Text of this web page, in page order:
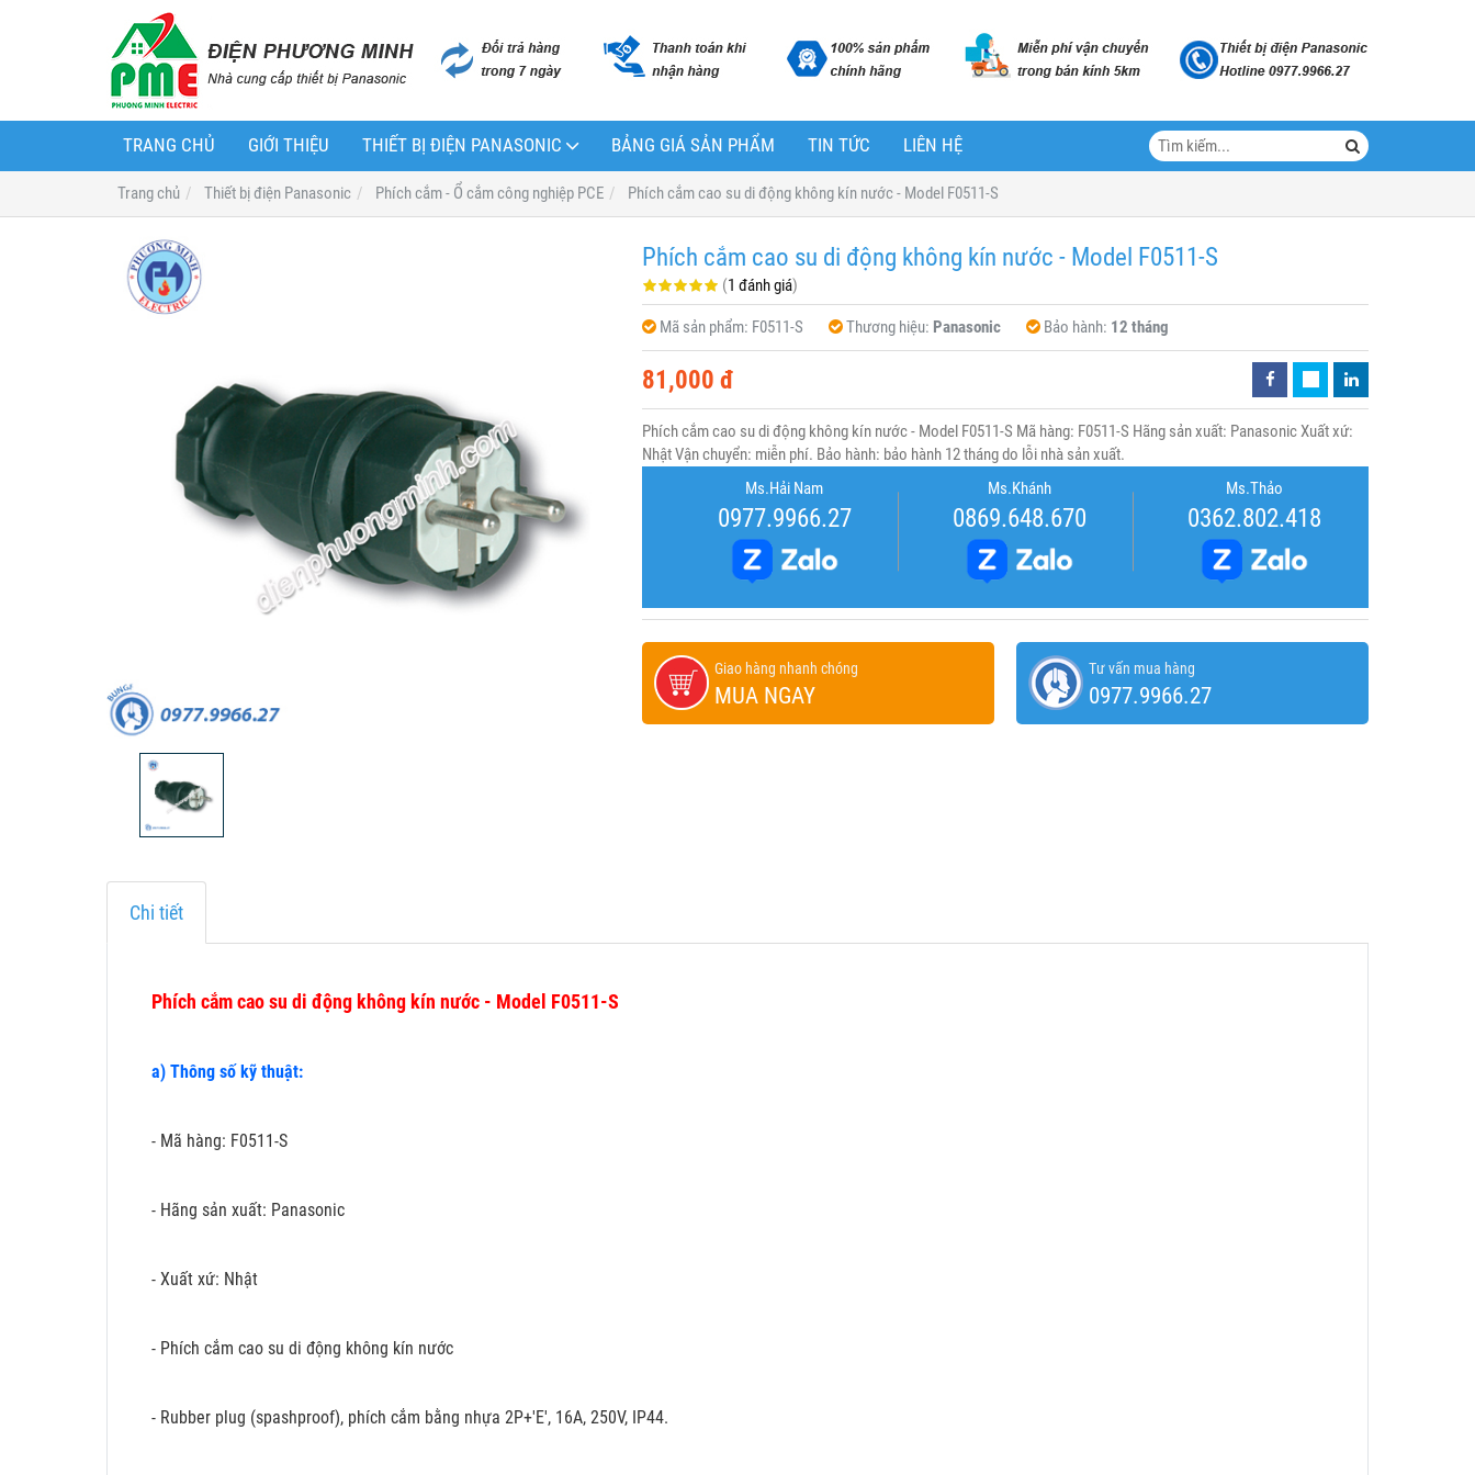
TRANG CHỦ GIỚI THIỆU THIẾT BỊ ĐIỆN PANASONIC BẢNG GIÁ SẢN PHẨM TIN TỨC LIÊN HỆ
Trang chủ Thiết bị điện Panasonic Phích cắm - Ổ cắm công nghiệp PCE Phích cắm cao su di động không kín nước - Model F0511-S
Phích cắm cao su di động không kín nước - Model F0511-S
(1 đánh giá)
Mã sản phẩm: F0511-S Thương hiệu: Panasonic Bảo hành: 12 tháng
81,000 đ
Phích cắm cao su di động không kín nước - Model F0511-S Mã hàng: F0511-S Hãng sản xuất: Panasonic Xuất xứ:
Nhật Vận chuyển: miễn phí. Bảo hành: bảo hành 12 tháng do lỗi nhà sản xuất.
Ms.Hải Nam
0977.9966.27
Ms.Khánh
0869.648.670
Ms.Thảo
0362.802.418
Giao hàng nhanh chóng
MUA NGAY
Tư vấn mua hàng
0977.9966.27
Chi tiết
Phích cắm cao su di động không kín nước - Model F0511-S
a) Thông số kỹ thuật:
- Mã hàng: F0511-S
- Hãng sản xuất: Panasonic
- Xuất xứ: Nhật
- Phích cắm cao su di động không kín nước
- Rubber plug (spashproof), phích cắm bằng nhựa 2P+'E', 16A, 250V, IP44.